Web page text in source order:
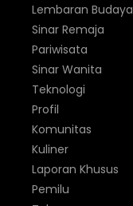
Lembaran Budaya
Sinar Remaja
Pariwisata
Sinar Wanita
Teknologi
Profil
Komunitas
Kuliner
Laporan Khusus
Pemilu